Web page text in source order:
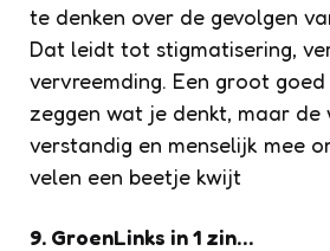
te denken over de gevolgen
Dat leidt tot stigmatisering,
vervreemding. Een groot
zeggen wat je denkt, maar
verstandig en menselijk mee
velen een beetje kwijt
9. GroenLinks in 1 zin…